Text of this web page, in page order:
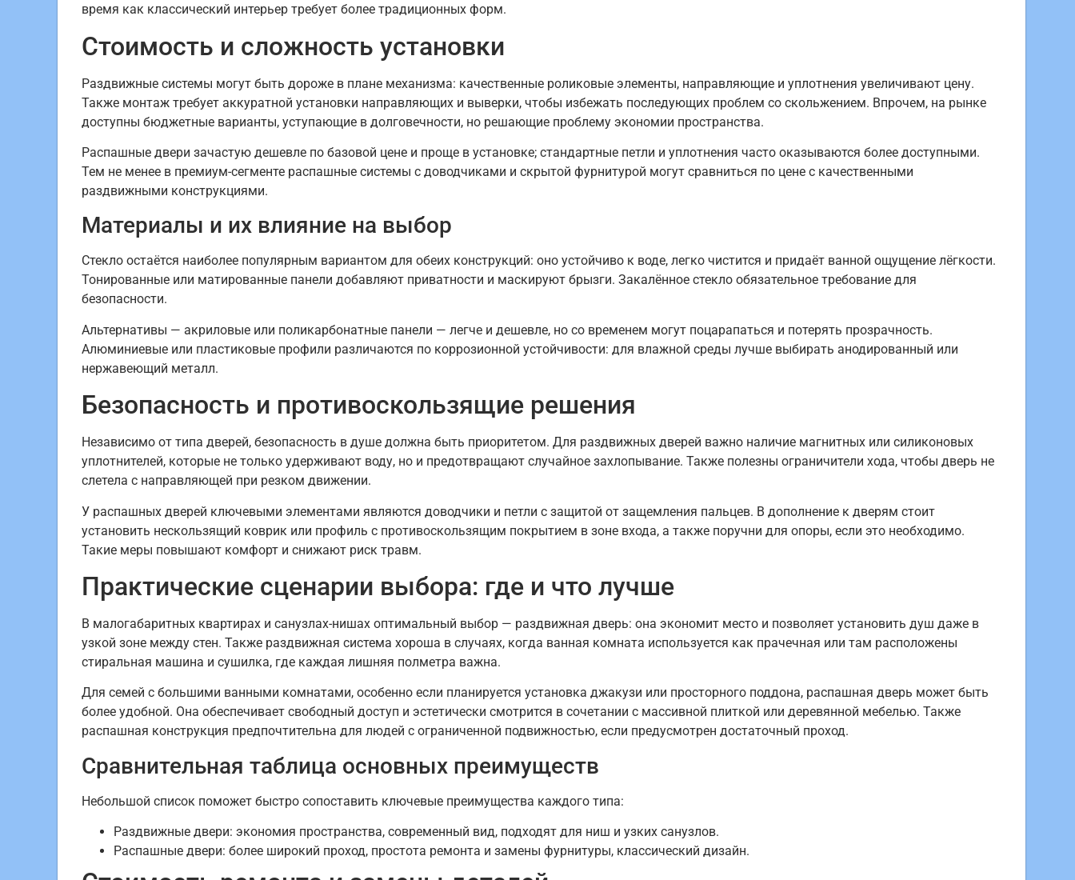
время как классический интерьер требует более традиционных форм.
Стоимость и сложность установки
Раздвижные системы могут быть дороже в плане механизма: качественные роликовые элементы, направляющие и уплотнения увеличивают цену.
Также монтаж требует аккуратной установки направляющих и выверки, чтобы избежать последующих проблем со скольжением. Впрочем, на рынке
доступны бюджетные варианты, уступающие в долговечности, но решающие проблему экономии пространства.
Распашные двери зачастую дешевле по базовой цене и проще в установке; стандартные петли и уплотнения часто оказываются более доступными.
Тем не менее в премиум-сегменте распашные системы с доводчиками и скрытой фурнитурой могут сравниться по цене с качественными
раздвижными конструкциями.
Материалы и их влияние на выбор
Стекло остаётся наиболее популярным вариантом для обеих конструкций: оно устойчиво к воде, легко чистится и придаёт ванной ощущение лёгкости.
Тонированные или матированные панели добавляют приватности и маскируют брызги. Закалённое стекло обязательное требование для
безопасности.
Альтернативы — акриловые или поликарбонатные панели — легче и дешевле, но со временем могут поцарапаться и потерять прозрачность.
Алюминиевые или пластиковые профили различаются по коррозионной устойчивости: для влажной среды лучше выбирать анодированный или
нержавеющий металл.
Безопасность и противоскользящие решения
Независимо от типа дверей, безопасность в душе должна быть приоритетом. Для раздвижных дверей важно наличие магнитных или силиконовых
уплотнителей, которые не только удерживают воду, но и предотвращают случайное захлопывание. Также полезны ограничители хода, чтобы дверь не
слетела с направляющей при резком движении.
У распашных дверей ключевыми элементами являются доводчики и петли с защитой от защемления пальцев. В дополнение к дверям стоит
установить нескользящий коврик или профиль с противоскользящим покрытием в зоне входа, а также поручни для опоры, если это необходимо.
Такие меры повышают комфорт и снижают риск травм.
Практические сценарии выбора: где и что лучше
В малогабаритных квартирах и санузлах-нишах оптимальный выбор — раздвижная дверь: она экономит место и позволяет установить душ даже в
узкой зоне между стен. Также раздвижная система хороша в случаях, когда ванная комната используется как прачечная или там расположены
стиральная машина и сушилка, где каждая лишняя полметра важна.
Для семей с большими ванными комнатами, особенно если планируется установка джакузи или просторного поддона, распашная дверь может быть
более удобной. Она обеспечивает свободный доступ и эстетически смотрится в сочетании с массивной плиткой или деревянной мебелью. Также
распашная конструкция предпочтительна для людей с ограниченной подвижностью, если предусмотрен достаточный проход.
Сравнительная таблица основных преимуществ
Небольшой список поможет быстро сопоставить ключевые преимущества каждого типа:
Раздвижные двери: экономия пространства, современный вид, подходят для ниш и узких санузлов.
Распашные двери: более широкий проход, простота ремонта и замены фурнитуры, классический дизайн.